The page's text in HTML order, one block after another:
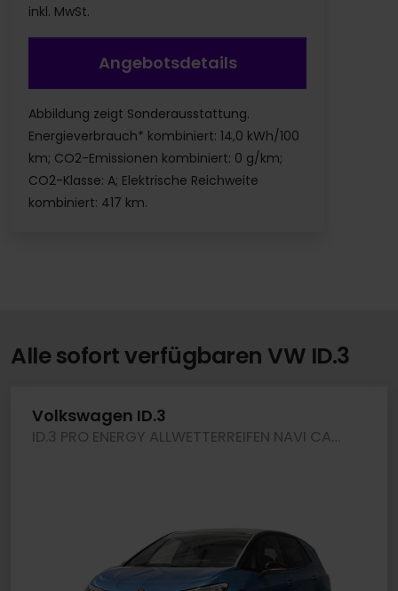
inkl. MwSt.
Angebotsdetails
Abbildung zeigt Sonderausstattung.
Energieverbrauch* kombiniert: 14,0 kWh/100
km; CO2-Emissionen kombiniert: 0 g/km;
CO2-Klasse: A; Elektrische Reichweite
kombiniert: 417 km.
Alle sofort verfügbaren VW ID.3
Volkswagen ID.3
ID.3 PRO ENERGY ALLWETTERREIFEN NAVI CAM LM19